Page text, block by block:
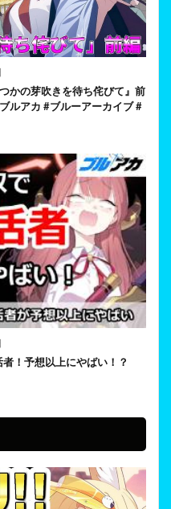
かの芽吹きを待ち侘びて』前
ルアカ #ブルーアーカイブ #
！予想以上にやばい！？